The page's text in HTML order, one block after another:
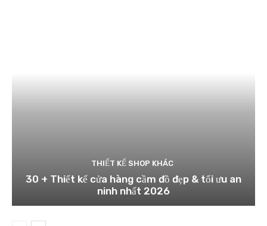
THIẾT KẾ SHOP KHÁC
30 + Thiết kế cửa hàng cầm đồ đẹp & tối ưu an
ninh nhất 2026